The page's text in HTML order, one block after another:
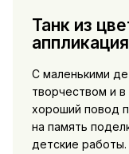
Танк из
С маленькими
творчеством и
хороший повод
на память
детские